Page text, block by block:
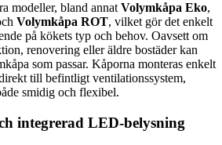
modeller, bland annat Volymkåpa Eko,
Volymkåpa ROT, vilket gör det enkelt
på kökets typ och behov. Oavsett om
renovering eller äldre bostäder kan
som passar. Kåporna monteras enkelt
till befintligt ventilationssystem,
smidig och flexibel.
integrerad LED-belysning